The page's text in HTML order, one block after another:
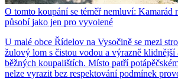
O tomto koupání se téměř nemluví: Kamarád
působí jako jen pro vyvolené
U malé obce Řídelov na Vysočině se mezi
žulový lom s čistou vodou a výrazně klidnější
běžných koupalištích. Místo patří
nelze vyrazit bez respektování podmínek